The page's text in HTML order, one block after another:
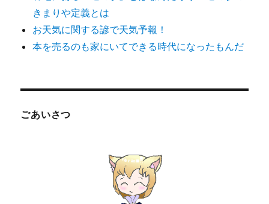
に
きまりや定義とは
お天気に関する諺で天気予報！
本を売るのも家にいてできる時代になったもんだ
ごあいさつ